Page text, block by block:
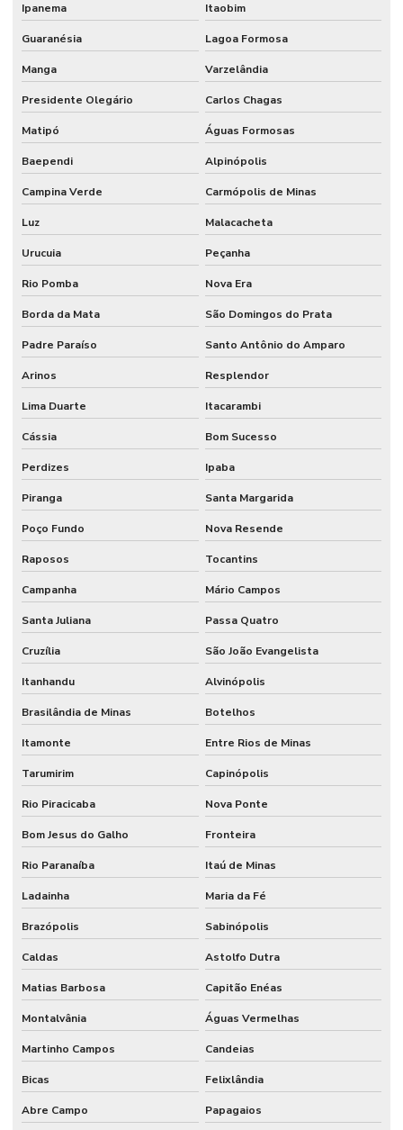
Ipanema Itaobim
Guaranésia Lagoa Formosa
Manga Varzelândia
Presidente Olegário Carlos Chagas
Matipó Águas Formosas
Baependi Alpinópolis
Campina Verde Carmópolis de Minas
Luz Malacacheta
Urucuia Peçanha
Rio Pomba Nova Era
Borda da Mata São Domingos do Prata
Padre Paraíso Santo Antônio do Amparo
Arinos Resplendor
Lima Duarte Itacarambi
Cássia Bom Sucesso
Perdizes Ipaba
Piranga Santa Margarida
Poço Fundo Nova Resende
Raposos Tocantins
Campanha Mário Campos
Santa Juliana Passa Quatro
Cruzília São João Evangelista
Itanhandu Alvinópolis
Brasilândia de Minas Botelhos
Itamonte Entre Rios de Minas
Tarumirim Capinópolis
Rio Piracicaba Nova Ponte
Bom Jesus do Galho Fronteira
Rio Paranaíba Itaú de Minas
Ladainha Maria da Fé
Brazópolis Sabinópolis
Caldas Astolfo Dutra
Matias Barbosa Capitão Enéas
Montalvânia Águas Vermelhas
Martinho Campos Candeias
Bicas Felixlândia
Abre Campo Papagaios